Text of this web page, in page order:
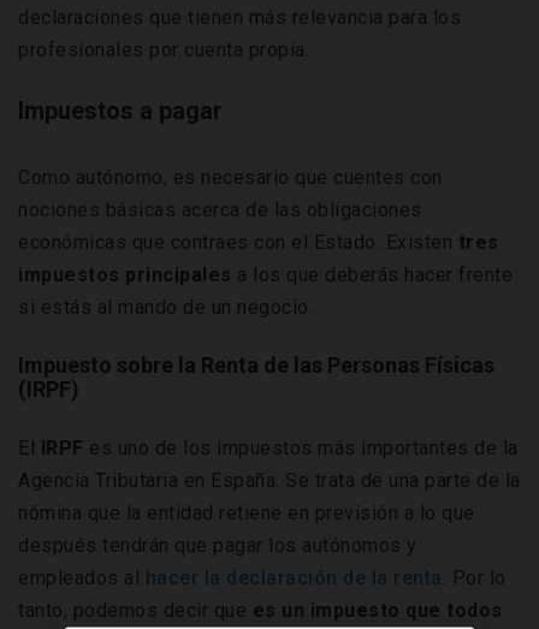
declaraciones que tienen más relevancia para los
profesionales por cuenta propia.
Impuestos a pagar
Como autónomo, es necesario que cuentes con
nociones básicas acerca de las obligaciones
económicas que contraes con el Estado. Existen tres
impuestos principales a los que deberás hacer frente
si estás al mando de un negocio.
Impuesto sobre la Renta de las Personas Físicas
(IRPF)
El IRPF es uno de los impuestos más importantes de la
Agencia Tributaria en España. Se trata de una parte de la
nómina que la entidad retiene en previsión a lo que
después tendrán que pagar los autónomos y
empleados al hacer la declaración de la renta. Por lo
tanto, podemos decir que es un impuesto que todos